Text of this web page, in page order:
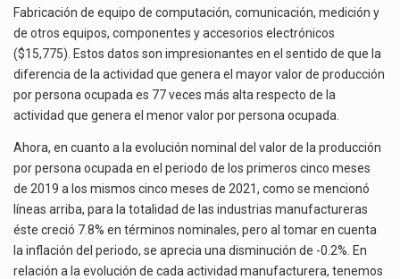
Fabricación de equipo de computación, comunicación, medición y
de otros equipos, componentes y accesorios electrónicos
($15,775). Estos datos son impresionantes en el sentido de que la
diferencia de la actividad que genera el mayor valor de producción
por persona ocupada es 77 veces más alta respecto de la
actividad que genera el menor valor por persona ocupada.
Ahora, en cuanto a la evolución nominal del valor de la producción
por persona ocupada en el periodo de los primeros cinco meses
de 2019 a los mismos cinco meses de 2021, como se mencionó
líneas arriba, para la totalidad de las industrias manufactureras
éste creció 7.8% en términos nominales, pero al tomar en cuenta
la inflación del periodo, se aprecia una disminución de -0.2%. En
relación a la evolución de cada actividad manufacturera, tenemos